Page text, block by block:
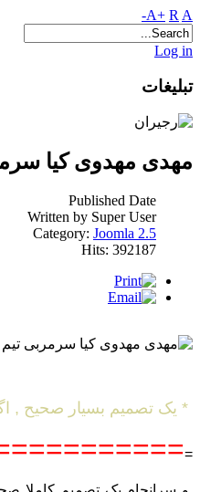
A+ R A-
Log in
تبلیغات
مهدی مهدوی کیا
Published Date
Written by Super User
Category: Joomla 2.5
Hits: 392187
* یک تصمیم بسیار صحیح ,
=